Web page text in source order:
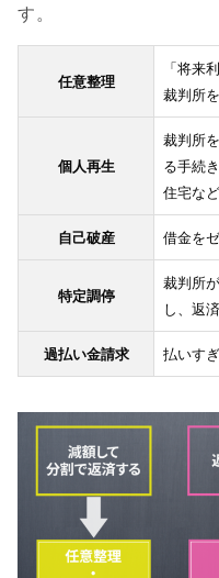
す。
任意整理
「将来
裁判所
個人再生
裁判所
る手続き
住宅な
自己破産 借金を
特定調停
裁判所
し、返
過払い金請求 払いす